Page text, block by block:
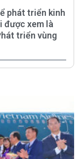
phát triển kinh
được xem là
triển vùng